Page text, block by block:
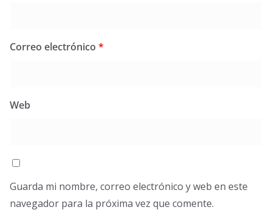
Correo electrónico *
Web
Guarda mi nombre, correo electrónico y web en este
navegador para la próxima vez que comente.